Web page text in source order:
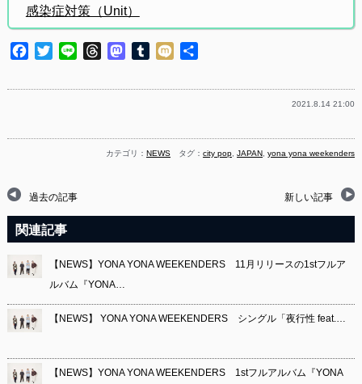
感染症対策（Unit）
Facebook
TwitterLine ThreadsMastodon
Tumblr
Mixi
2021.8.14 21:00
カテゴリ： NEWS タグ：city pop,JAPAN,yona yona weekenders
過去の記事 新しい記事
関連記事
【NEWS】YONA YONA WEEKENDERS 11月リリースの1stフルア
ルバム『YONA…
【NEWS】 YONA YONA WEEKENDERS シングル「夜行性 feat.…
【NEWS】YONA YONA WEEKENDERS 1stフルアルバム『YONA